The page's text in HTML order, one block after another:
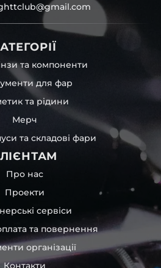
та компоненти
для фар
та рідини
Мерч
та складові фари
Про нас
Проекти
сервіси
та повернення
організації
Контакти